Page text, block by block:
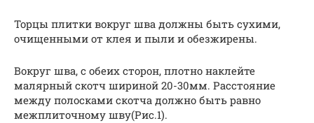
Торцы плитки вокруг шва должны быть сухими,
очищенными от клея и пыли и обезжирены.
Вокруг шва, с обеих сторон, плотно наклейте
малярный скотч шириной 20-30мм. Расстояние
между полосками скотча должно быть равно
межплиточному шву(Рис.1).